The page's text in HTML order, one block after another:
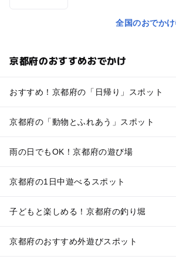
全国のおでか
京都府のおすすめおでかけ
おすすめ！京都府の「日帰り」スポット
京都府の「動物とふれあう」スポット
雨の日でもOK！京都府の遊び場
京都府の1日中遊べるスポット
子どもと楽しめる！京都府の釣り堀
京都府のおすすめ外遊びスポット